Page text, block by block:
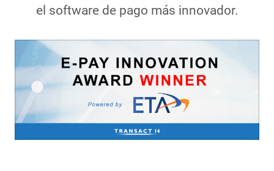
el software de pago más innovador.